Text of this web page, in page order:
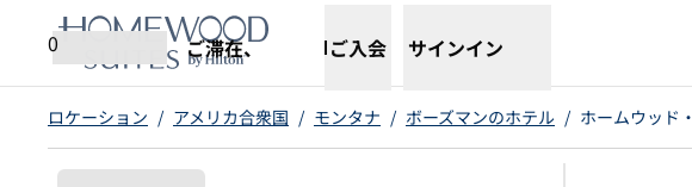
コンテンツに移動
0
ご滞在、
新しいタブで開きます
ご入会 サインイン
ロケーション / アメリカ合衆国 / モンタナ / ボーズマンのホテル / ホームウッド